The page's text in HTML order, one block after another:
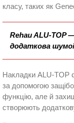
класу, таких як
Rehau ALU-TOP
додаткова
Накладки ALU-TOP
за допомогою
функцію, але й
створюють